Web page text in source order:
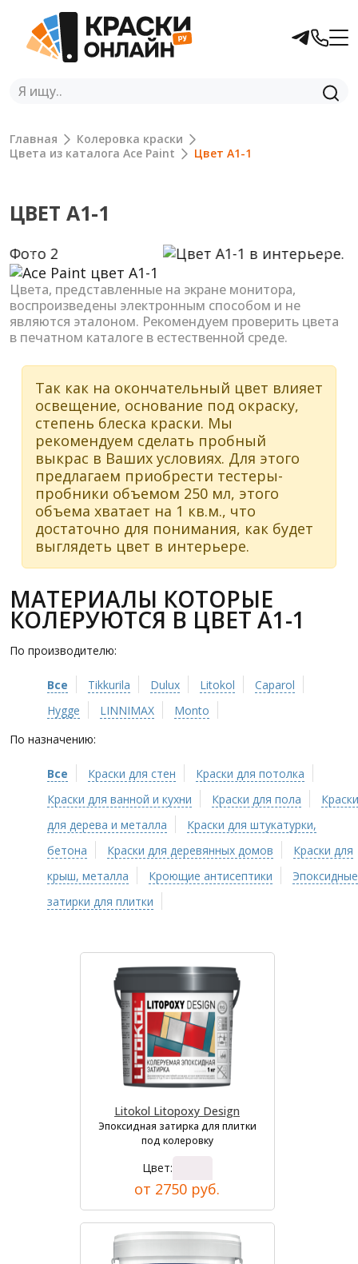
Главная
Колеровка краски
Цвета из каталога Ace Paint
Цвет A1-1
ЦВЕТ A1-1
Previous Next
Цвета, представленные на экране монитора,
воспроизведены электронным способом и не
являются эталоном. Рекомендуем проверить цвета
в печатном каталоге в естественной среде.
Так как на окончательный цвет влияет
освещение, основание под окраску,
степень блеска краски. Мы
рекомендуем сделать пробный
выкрас в Ваших условиях. Для этого
предлагаем приобрести тестеры-
пробники объемом 250 мл, этого
объема хватает на 1 кв.м., что
достаточно для понимания, как будет
выглядеть цвет в интерьере.
МАТЕРИАЛЫ КОТОРЫЕ
КОЛЕРУЮТСЯ В ЦВЕТ A1-1
По производителю:
Все Tikkurila Dulux Litokol
Caparol
Hygge
LINNIMAX
Monto
По назначению:
Все Краски для стен
Краски для потолка
Краски для ванной и кухни
Краски для пола
Краски
для дерева и металла
Краски для штукатурки,
бетона
Краски для деревянных домов
Краски для
крыш, металла
Кроющие антисептики
Эпоксидные
затирки для плитки
Litokol Litopoxy Design
Эпоксидная затирка для плитки
под колеровку
Цвет:
от 2750 руб.